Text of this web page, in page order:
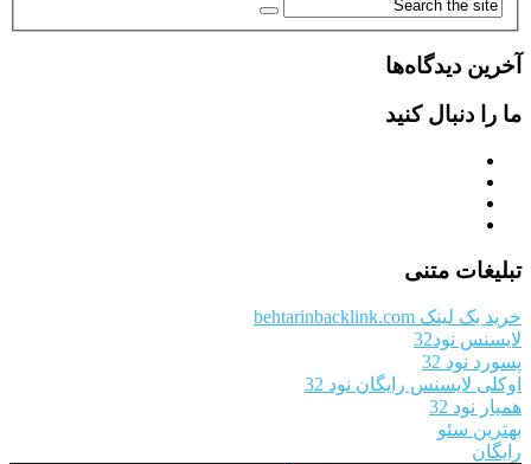
آخرین دیدگاه‌ها
ما را دنبال کنید
تبلیغات متنی
خرید بک لینک behtarinbacklink.com
لایسنس نود32
پسورد نود 32
اوکلی لایسنس رایگان نود 32
همیار نود 32
بهترین سئو
رایگان